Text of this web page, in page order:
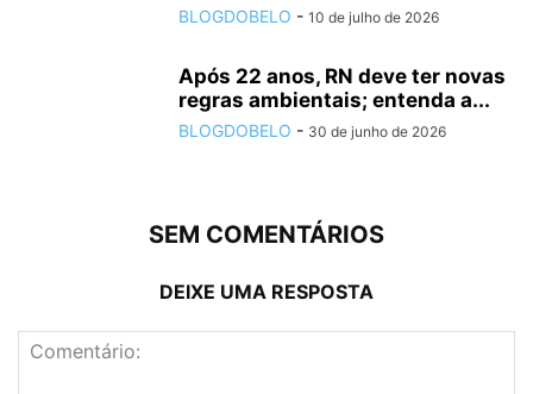
BLOGDOBELO - 10 de julho de 2026
Após 22 anos, RN deve ter novas
regras ambientais; entenda a...
BLOGDOBELO - 30 de junho de 2026
SEM COMENTÁRIOS
DEIXE UMA RESPOSTA